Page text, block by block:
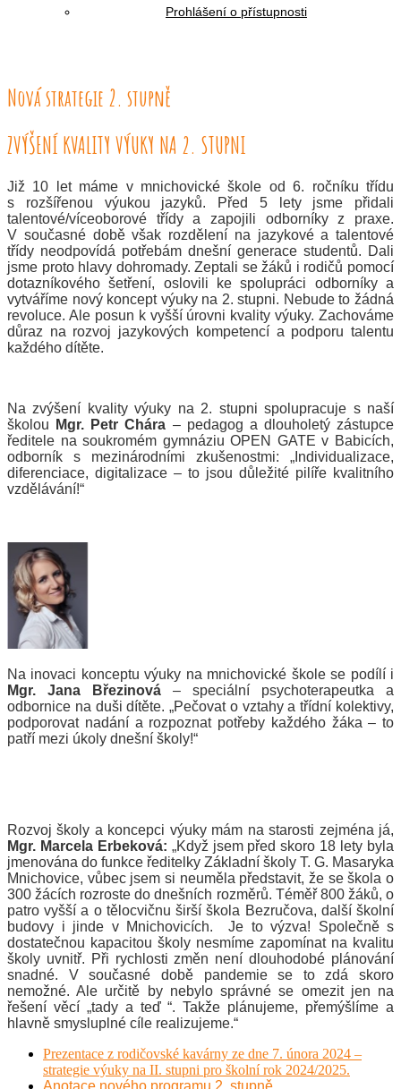
Prohlášení o přístupnosti
Nová strategie 2. stupně
ZVÝŠENÍ KVALITY VÝUKY NA 2. STUPNI
Již 10 let máme v mnichovické škole od 6. ročníku třídu
s rozšířenou výukou jazyků. Před 5 lety jsme přidali
talentové/víceoborové třídy a zapojili odborníky z praxe.
V současné době však rozdělení na jazykové a talentové
třídy neodpovídá potřebám dnešní generace studentů. Dali
jsme proto hlavy dohromady. Zeptali se žáků i rodičů pomocí
dotazníkového šetření, oslovili ke spolupráci odborníky a
vytváříme nový koncept výuky na 2. stupni. Nebude to žádná
revoluce. Ale posun k vyšší úrovni kvality výuky. Zachováme
důraz na rozvoj jazykových kompetencí a podporu talentu
každého dítěte.
Na zvýšení kvality výuky na 2. stupni spolupracuje s naší
školou
Mgr. Petr Chára – pedagog a dlouholetý zástupce
ředitele na soukromém gymnáziu OPEN GATE v Babicích,
odborník s mezinárodními zkušenostmi: „Individualizace,
diferenciace, digitalizace – to jsou důležité pilíře kvalitního
vzdělávání!“
Na inovaci konceptu výuky na mnichovické škole se podílí i
Mgr. Jana Březinová – speciální psychoterapeutka a
odbornice na duši dítěte. „Pečovat o vztahy a třídní kolektivy,
podporovat nadání a rozpoznatpotřeby každého žáka – to
patří mezi úkoly dnešní školy!“
Rozvoj školy a koncepci výuky mám na starosti zejména já,
Mgr. Marcela Erbeková: „Když jsem před skoro 18 lety byla
jmenována do funkce ředitelky Základní školy T. G. Masaryka
Mnichovice, vůbec jsem si neuměla představit, že se škola o
300 žácích rozroste do dnešních rozměrů. Téměř 800 žáků, o
patro vyšší a o tělocvičnu širší škola Bezručova, další školní
budovy i jinde v Mnichovicích. Je to výzva! Společně s
dostatečnou kapacitou školy nesmíme zapomínat na kvalitu
školy uvnitř. Při rychlosti změn není dlouhodobé plánování
snadné. V současné době pandemie se to zdá skoro
nemožné. Ale určitě by nebylo správné se omezit jen na
řešení věcí „tady a teď “. Takže plánujeme, přemýšlíme a
hlavně smysluplné cíle realizujeme.“
Prezentace z rodičovské kavárny ze dne 7. února 2024 –
strategie výuky na II. stupni pro školní rok 2024/2025.
Anotace nového programu 2. stupně